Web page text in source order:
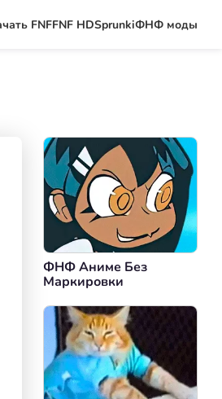
FNFFNF HDSprunkiФНФ моды
ФНФ Аниме Без
Маркировки